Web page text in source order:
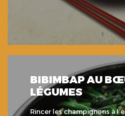
BIBIMBAP AU
LÉGUMES
Rincer les champignons à